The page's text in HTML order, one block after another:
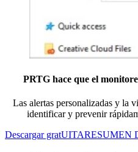
PRTG hace que el
Las alertas personalizadas y la
identificar y prevenir
Descargar gratUITARESUMEN